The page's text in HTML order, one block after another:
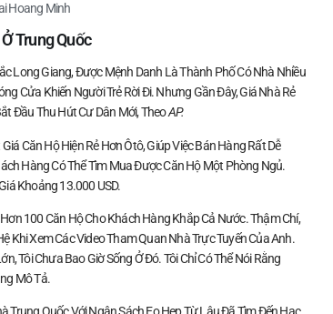
Hoang Minh
Trung Quốc
Long Giang, Được Mệnh Danh Là Thành Phố Có Nhà Nhiều
Cửa Khiến Người Trẻ Rời Đi. Nhưng Gần Đây, Giá Nhà Rẻ
Đầu Thu Hút Cư Dân Mới, TheoAP.
Căn Hộ Hiện Rẻ Hơn Ôtô, Giúp Việc Bán Hàng Rất Dễ
Hàng Có Thể Tìm Mua Được Căn Hộ Một Phòng Ngủ.
Khoảng 13.000 USD.
100 Căn Hộ Cho Khách Hàng Khắp Cả Nước. Thậm Chí,
Khi Xem Các Video Tham Quan Nhà Trực Tuyến Của Anh.
Tôi Chưa Bao Giờ Sống Ở Đó. Tôi Chỉ Có Thể Nói Rằng
Mô Tả.